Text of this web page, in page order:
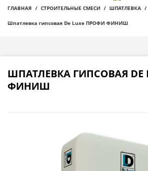
ГЛАВНАЯ СТРОИТЕЛЬНЫЕ СМЕСИ ШПАТЛЕВКА
Шпатлевка гипсовая De Luxe ПРОФИ ФИНИШ
ШПАТЛЕВКА ГИПСОВАЯ DE
ФИНИШ